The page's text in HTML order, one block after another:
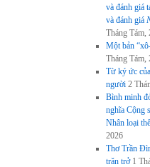
và đánh giá
và đánh giá
Tháng Tám,
Một bản
Tháng Tám,
Từ ký ức
người 2
Bình minh
nghĩa Cộng
Nhân loại
2026
Thơ Trần
trăn trở 1